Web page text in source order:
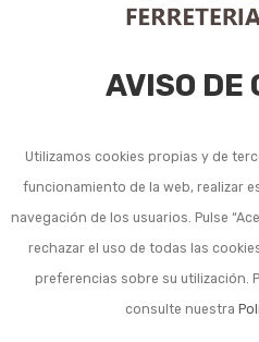
AVISO DE
Utilizamos cookies propias y de
funcionamiento de la web, realizar
navegación de los usuarios. Pulse
rechazar el uso de todas las
preferencias sobre su utilización.
consulte nuestra
Listado de subcategorías en